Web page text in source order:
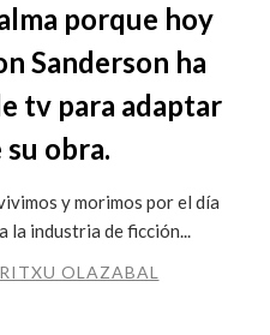
porque hoy
Sanderson ha
tv para adaptar
obra.
y morimos por el día
la industria de ficción...
OLAZABAL